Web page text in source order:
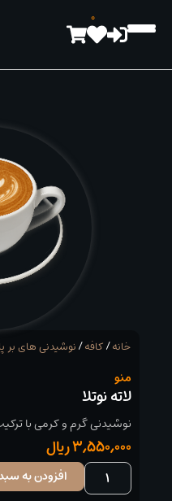
0
خانه/کافه/نوشیدنی های بر
منو
لاته نوتلا
نوشیدنی گرم و کرمی با
3,550,000ریال
لاته
افزودن به